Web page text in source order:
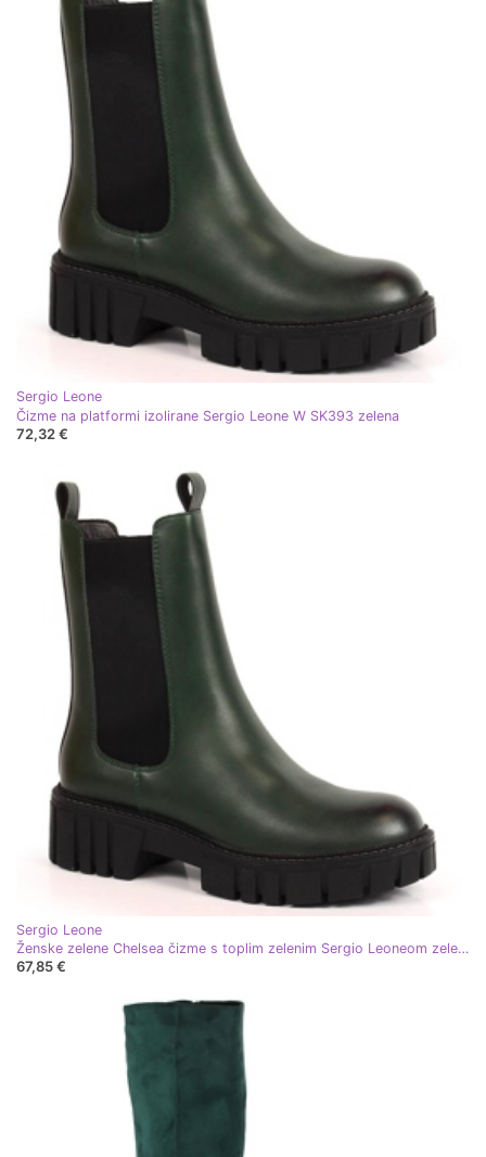
Sergio Leone
Čizme na platformi izolirane Sergio Leone W SK393 zelena
72,32 €
Sergio Leone
Ženske zelene Chelsea čizme s toplim zelenim Sergio Leoneom zelena
67,85 €